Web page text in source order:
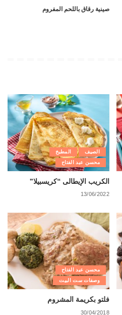
صينية رقاق باللحم المفروم
الصيف
المطبخ
محسن عبد الفتاح
الكريب الإيطالى “كريسبيلا”
13/06/2022
محسن عبد الفتاح
وصفات ست البيت
فلتو بكريمة المشروم
30/04/2018